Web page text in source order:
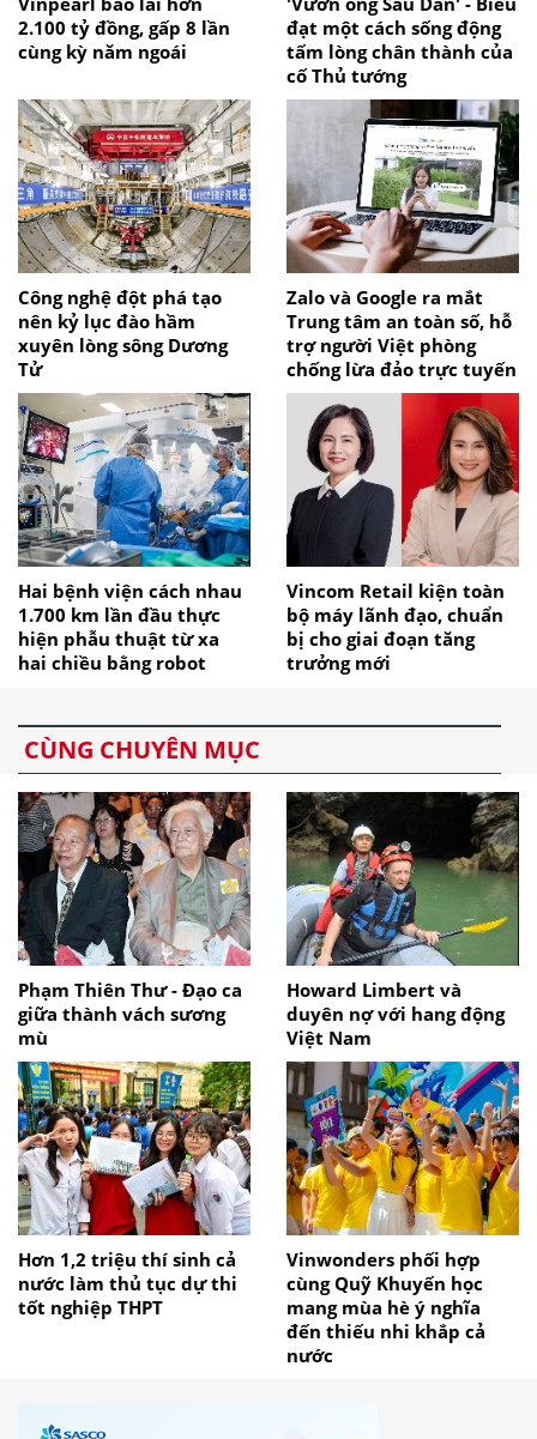
2.100 tỷ đồng, gấp 8 lần
cùng kỳ năm ngoái
đạt một cách sống động
tấm lòng chân thành của
cố Thủ tướng
Công nghệ đột phá tạo
nên kỷ lục đào hầm
xuyên lòng sông Dương
Tử
Zalo và Google ra mắt
Trung tâm an toàn số, hỗ
trợ người Việt phòng
chống lừa đảo trực tuyến
Hai bệnh viện cách nhau
1.700 km lần đầu thực
hiện phẫu thuật từ xa
hai chiều bằng robot
Vincom Retail kiện toàn
bộ máy lãnh đạo, chuẩn
bị cho giai đoạn tăng
trưởng mới
CÙNG CHUYÊN MỤC
Phạm Thiên Thư - Đạo ca
giữa thành vách sương
mù
Howard Limbert và
duyên nợ với hang động
Việt Nam
Hơn 1,2 triệu thí sinh cả
nước làm thủ tục dự thi
tốt nghiệp THPT
Vinwonders phối hợp
cùng Quỹ Khuyến học
mang mùa hè ý nghĩa
đến thiếu nhi khắp cả
nước